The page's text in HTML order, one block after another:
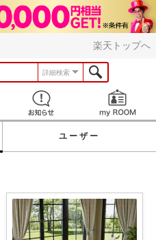
楽天トップへ
詳細検索
見つける お知らせ
ユーザー